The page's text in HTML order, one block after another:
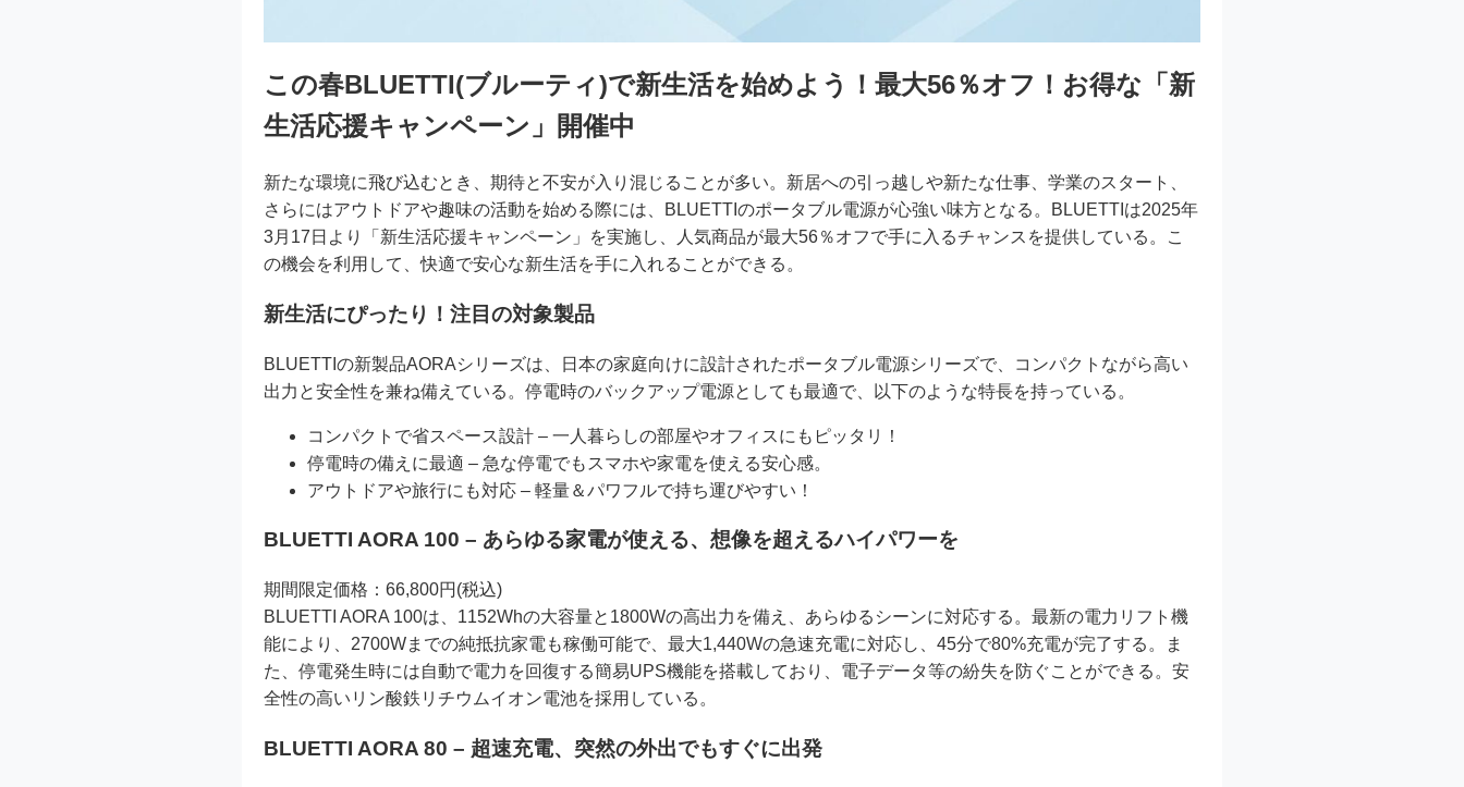
この春BLUETTI(ブルーティ)で新生活を始めよう！最大56％オフ！お得な「新
生活応援キャンペーン」開催中
新たな環境に飛び込むとき、期待と不安が入り混じることが多い。新居への引っ越しや新たな仕事、学業のスタート、
さらにはアウトドアや趣味の活動を始める際には、BLUETTIのポータブル電源が心強い味方となる。BLUETTIは2025年
3月17日より「新生活応援キャンペーン」を実施し、人気商品が最大56％オフで手に入るチャンスを提供している。こ
の機会を利用して、快適で安心な新生活を手に入れることができる。
新生活にぴったり！注目の対象製品
BLUETTIの新製品AORAシリーズは、日本の家庭向けに設計されたポータブル電源シリーズで、コンパクトながら高い
出力と安全性を兼ね備えている。停電時のバックアップ電源としても最適で、以下のような特長を持っている。
コンパクトで省スペース設計 – 一人暮らしの部屋やオフィスにもピッタリ！
停電時の備えに最適 – 急な停電でもスマホや家電を使える安心感。
アウトドアや旅行にも対応 – 軽量＆パワフルで持ち運びやすい！
BLUETTI AORA 100 – あらゆる家電が使える、想像を超えるハイパワーを
期間限定価格：66,800円(税込)
BLUETTI AORA 100は、1152Whの大容量と1800Wの高出力を備え、あらゆるシーンに対応する。最新の電力リフト機
能により、2700Wまでの純抵抗家電も稼働可能で、最大1,440Wの急速充電に対応し、45分で80%充電が完了する。ま
た、停電発生時には自動で電力を回復する簡易UPS機能を搭載しており、電子データ等の紛失を防ぐことができる。安
全性の高いリン酸鉄リチウムイオン電池を採用している。
BLUETTI AORA 80 – 超速充電、突然の外出でもすぐに出発